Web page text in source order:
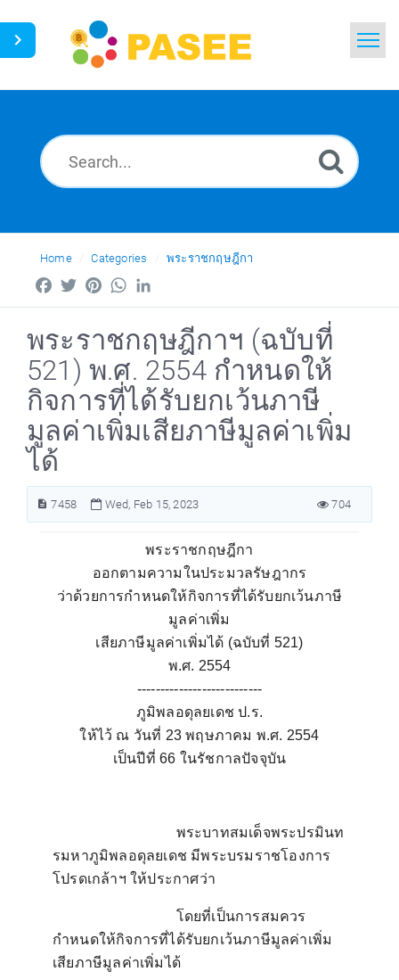
News
Ask a Question
Home Categories พระราชกฤษฎีกา
FacebookTwitterPinterestWhatsApp
พระราชกฤษฎีกาฯ (ฉบับที่
521) พ.ศ. 2554 กำหนดให้
กิจการที่ได้รับยกเว้นภาษี
มูลค่าเพิ่มเสียภาษีมูลค่าเพิ่ม
ได้
7458 Wed, Feb 15, 2023 704
พระราชกฤษฎีกา
ออกตามความในประมวลรัษฎากร
ว่าด้วยการกำหนดให้กิจการที่ได้รับยกเว้นภาษี
มูลค่าเพิ่ม
เสียภาษีมูลค่าเพิ่มได้ (ฉบับที่ 521)
พ.ศ. 2554
---------------------------
ภูมิพลอดุลยเดช ป.ร.
ให้ไว้ ณ วันที่ 23พฤษภาคม พ.ศ. 2554
เป็นปีที่66 ในรัชกาลปัจจุบัน
พระบาทสมเด็จพระปรมินท
รมหาภูมิพลอดุลยเดช มีพระบรมราชโองการ
โปรดเกล้าฯ ให้ประกาศว่า
โดยที่เป็นการสมควร
กำหนดให้กิจการที่ได้รับยกเว้นภาษีมูลค่าเพิ่ม
เสียภาษีมูลค่าเพิ่มได้